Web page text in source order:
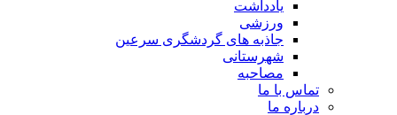
یادداشت
ورزشی
جاذبه های گردشگری سرعین
شهرستانی
مصاحبه
تماس با ما
درباره ما